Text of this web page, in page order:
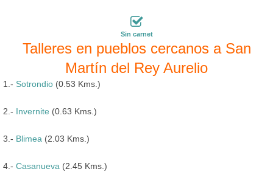
Sin carnet
Talleres en pueblos cercanos a San
Martín del Rey Aurelio
1.- Sotrondio (0.53 Kms.)
2.- Invernite (0.63 Kms.)
3.- Blimea (2.03 Kms.)
4.- Casanueva (2.45 Kms.)